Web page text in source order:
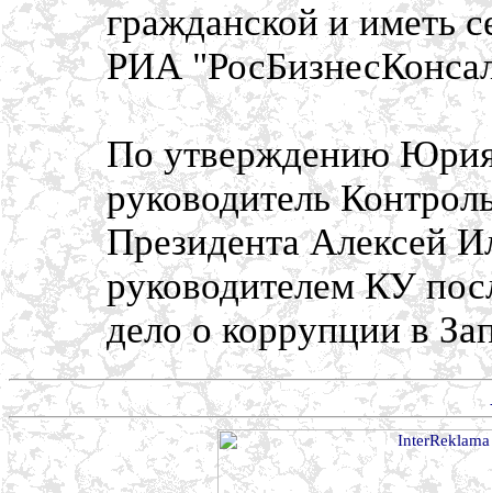
гражданской и иметь
РИА
По утверждению
руководитель
Президента Алексей
руководителем КУ
дело о коррупции в